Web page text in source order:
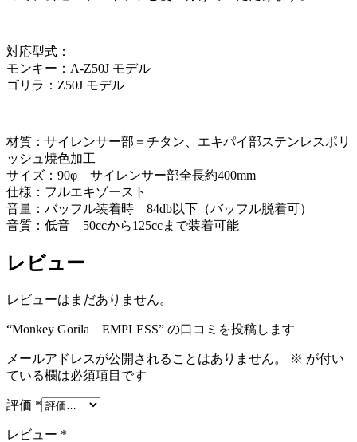
対応型式：
モンキー：A-Z50J モデル
ゴリラ：Z50J モデル
材質：サイレンサー部＝チタン、エキパイ部ステンレスポリ
ッシュ焼色加工
サイズ：90φ サイレンサー部全長約400mm
仕様：フルエキゾースト
音量：バッフル装着時 84db以下（バッフル脱着可）
音質：低音 50ccから125ccまで装着可能
レビュー
レビューはまだありません。
“Monkey Gorila EMPLESS” の口コミを投稿します
メールアドレスが公開されることはありません。 ※ が付い
ている欄は必須項目です
評価 *
レビュー *